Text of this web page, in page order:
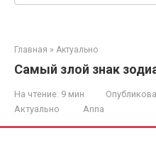
Главная » Актуально
Самый злой знак
На чтение: 9 мин
Актуально
Anna